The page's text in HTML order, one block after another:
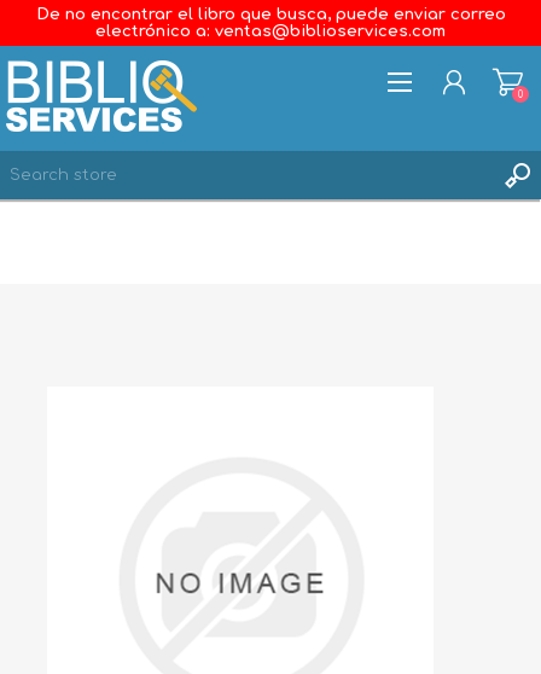
De no encontrar el libro que busca, puede enviar correo
electrónico a: ventas@biblioservices.com
0